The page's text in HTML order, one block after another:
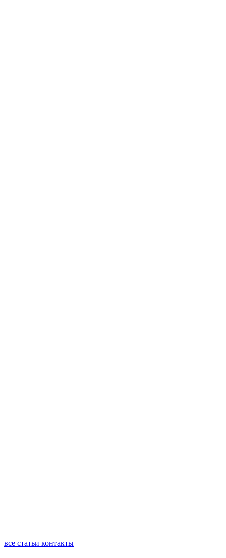
все статьи контакты